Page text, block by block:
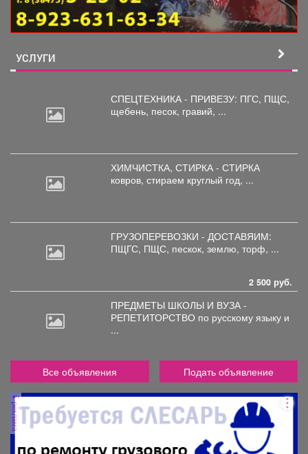
УСЛУГИ
СПЕЦТЕХНИКА - ПРИВЕЗУ: ПГС, ПЩС,
щебень, песок, гравий, ...
ХИМЧИСТКА, СТИРКА - СТИРКА
ковров, стираем круглый год, ...
ГРУЗОПЕРЕВОЗКИ - ДОСТАВЯИМ:
ПЩГС, ПЩС, пескок, землю, торф, ...
2 500 руб.
ПРЕДМЕТЫ ШКОЛЫ И ВУЗА -
РЕПЕТИТОРСТВО по русскому языку и
...
Все объявления Подать объявление
реклама